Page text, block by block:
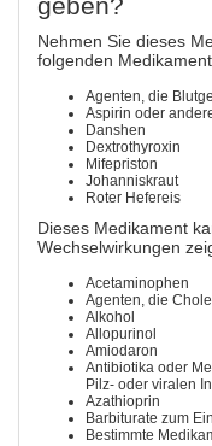
Nehmen Sie dieses
folgenden
Agenten, die
Aspirin oder
Danshen
Dextrothyroxin
Mifepriston
Johanniskraut
Roter Hefereis
Dieses Medikament
Wechselwirkungen
Acetaminophen
Agenten, die
Alkohol
Allopurinol
Amiodaron
Antibiotika oder
Pilz- oder viralen
Azathioprin
Barbiturate zum
Bestimmte